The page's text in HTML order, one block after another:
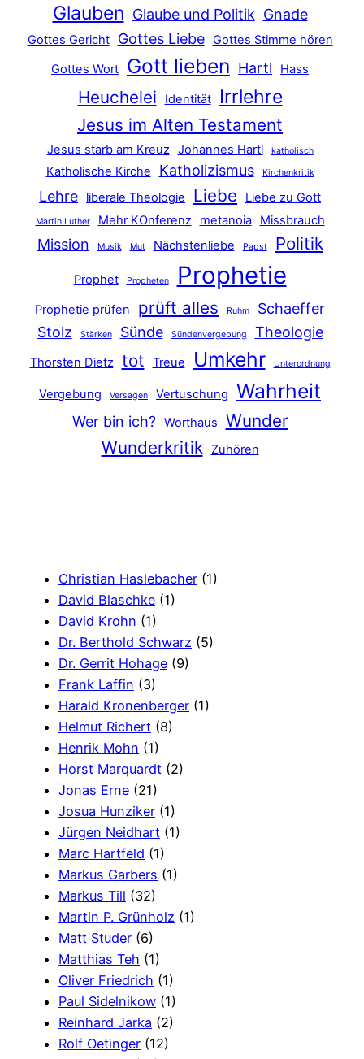
Glauben Glaube und Politik Gnade
Gottes Gericht Gottes Liebe Gottes Stimme hören
Gottes Wort
Gott lieben Hartl Hass
Heuchelei Identität Irrlehre
Jesus im Alten Testament
Jesus starb am Kreuz Johannes Hartl katholisch
Katholische Kirche Katholizismus Kirchenkritik
Lehre liberale Theologie Liebe Liebe zu Gott
Martin Luther Mehr KOnferenz metanoia Missbrauch
Mission Musik Mut Nächstenliebe Papst Politik
Prophet Propheten Prophetie
Prophetie prüfen prüft alles Ruhm
Schaeffer
Stolz
Stärken Sünde Sündenvergebung Theologie
Thorsten Dietz tot Treue Umkehr Unterordnung
Vergebung Versagen Vertuschung Wahrheit
Wer bin ich? Worthaus
Wunder
Wunderkritik
Zuhören
Christian Haslebacher (1)
David Blaschke (1)
David Krohn (1)
Dr. Berthold Schwarz (5)
Dr. Gerrit Hohage (9)
Frank Laffin (3)
Harald Kronenberger (1)
Helmut Richert (8)
Henrik Mohn (1)
Horst Marquardt (2)
Jonas Erne (21)
Josua Hunziker (1)
Jürgen Neidhart (1)
Marc Hartfeld (1)
Markus Garbers (1)
Markus Till (32)
Martin P. Grünholz (1)
Matt Studer (6)
Matthias Teh (1)
Oliver Friedrich (1)
Paul Sidelnikow (1)
Reinhard Jarka (2)
Rolf Oetinger (12)